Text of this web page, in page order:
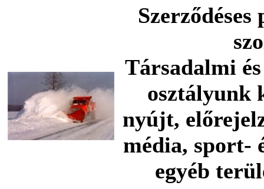
Társadalmi
osztályunk
nyújt,
média, sport-
egyéb